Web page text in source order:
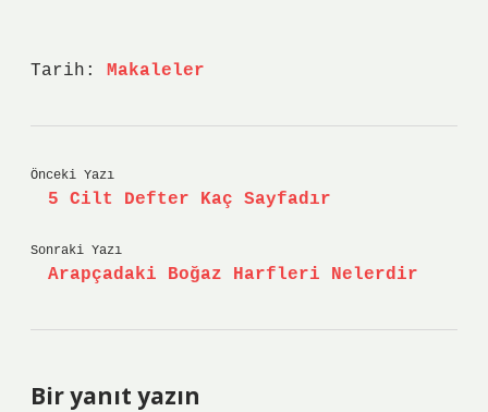
Tarih: Makaleler
Önceki Yazı
5 Cilt Defter Kaç Sayfadır
Sonraki Yazı
Arapçadaki Boğaz Harfleri Nelerdir
Bir yanıt yazın